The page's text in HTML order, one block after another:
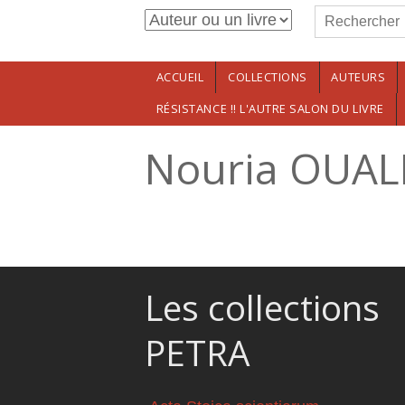
Aller au contenu principalFormulaire de
Rechercher
ACCUEIL COLLECTIONS AUTEURS
RÉSISTANCE !! L'AUTRE SALON DU LIVRE
Nouria
Les collections
PETRA